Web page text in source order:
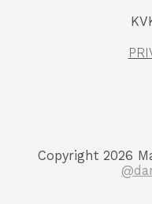
Copyright 2026